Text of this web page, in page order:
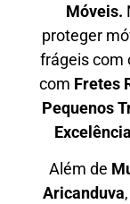
Móveis.
proteger
frágeis com
com Fretes
Pequenos
E
Além de
Aricanduva